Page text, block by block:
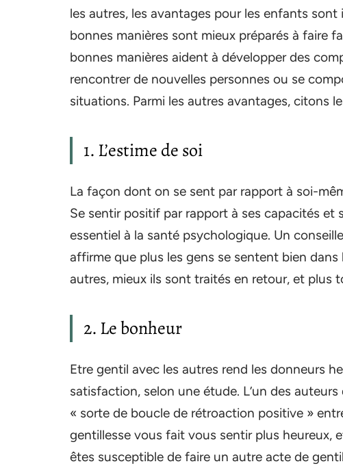
les autres, les avantages pour les enfants
bonnes manières sont mieux préparés à faire
bonnes manières aident à développer des
rencontrer de nouvelles personnes ou se
situations. Parmi les autres avantages, citons
1. L’estime de soi
La façon dont on se sent par rapport à soi-
Se sentir positif par rapport à ses capacités
essentiel à la santé psychologique. Un
affirme que plus les gens se sentent bien
autres, mieux ils sont traités en retour, et plus
2. Le bonheur
Etre gentil avec les autres rend les donneurs
satisfaction, selon une étude. L’un des auteurs
« sorte de boucle de rétroaction positive »
gentillesse vous fait vous sentir plus heureux,
êtes susceptible de faire un autre acte de